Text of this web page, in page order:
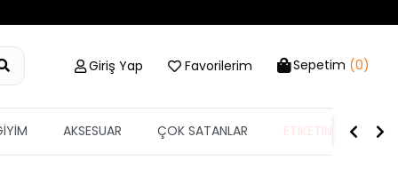
Giriş Yap Favorilerim Sepetim (0)
AKSESUAR ÇOK SATANLAR ETİKETİN YARISI